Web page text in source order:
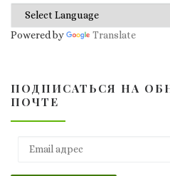
Powered by Translate
ПОДПИСАТЬСЯ НА
ПОЧТЕ